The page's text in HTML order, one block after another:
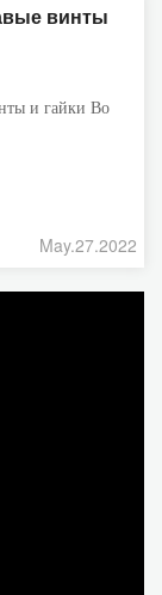
винты
May.27.2022